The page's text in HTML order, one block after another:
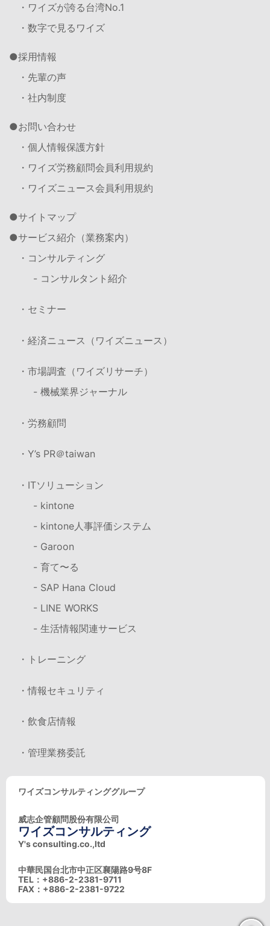
・ワイズが誇る台湾No.1
・数字で見るワイズ
採用情報
・先輩の声
・社内制度
お問い合わせ
・個人情報保護方針
・ワイズ労務顧問会員利用規約
・ワイズニュース会員利用規約
サイトマップ
サービス紹介（業務案内）
・コンサルティング
- コンサルタント紹介
・セミナー
・経済ニュース（ワイズニュース）
・市場調査（ワイズリサーチ）
- 機械業界ジャーナル
・労務顧問
・Y’s PR＠taiwan
・ITソリューション
- kintone
- kintone人事評価システム
- Garoon
- 育て〜る
- SAP Hana Cloud
- LINE WORKS
- 生活情報関連サービス
・トレーニング
・情報セキュリティ
・飲食店情報
・管理業務委託
ワイズコンサルティンググループ
威志企管顧問股份有限公司
ワイズコンサルティング
Y's consulting.co.,ltd
中華民国台北市中正区襄陽路9号8F
TEL：+886-2-2381-9711
FAX：+886-2-2381-9722